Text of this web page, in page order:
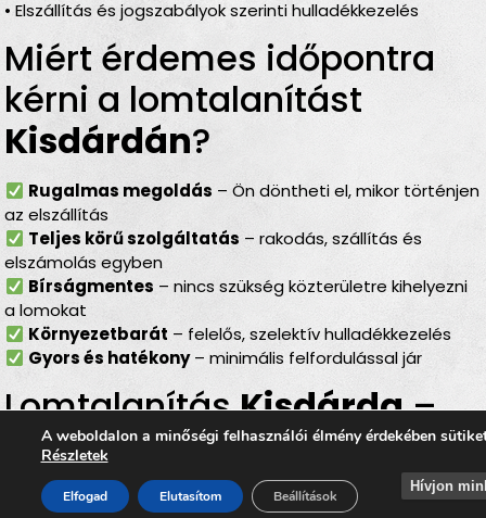
• Elszállítás és jogszabályok szerinti hulladékkezelés
Miért érdemes időpontra
kérni a lomtalanítást
Kisdárdán?
Rugalmas megoldás – Ön döntheti el, mikor történjen
az elszállítás
Teljes körű szolgáltatás – rakodás, szállítás és
elszámolás egyben
Bírságmentes – nincs szükség közterületre kihelyezni
a lomokat
Környezetbarát – felelős, szelektív hulladékkezelés
Gyors és hatékony– minimális felfordulással jár
LomtalanításKisdárda–
ideális választás minden
helyzetben
A weboldalon a minőségi felhasználói élmény érdekében
Részletek
Elfogad Elutasítom Beállítások
Hívjon